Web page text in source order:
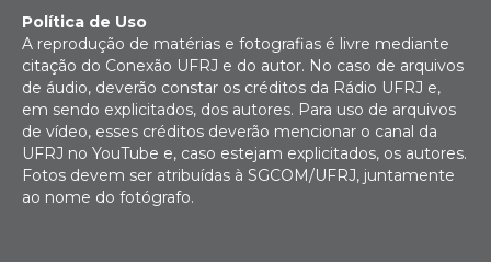
Política de Uso
A reprodução de matérias e fotografias é livre mediante
citação do Conexão UFRJ e do autor. No caso de arquivos
de áudio, deverão constar os créditos da Rádio UFRJ e,
em sendo explicitados, dos autores. Para uso de arquivos
de vídeo, esses créditos deverão mencionar o canal da
UFRJ no YouTube e, caso estejam explicitados, os autores.
Fotos devem ser atribuídas à SGCOM/UFRJ, juntamente
ao nome do fotógrafo.